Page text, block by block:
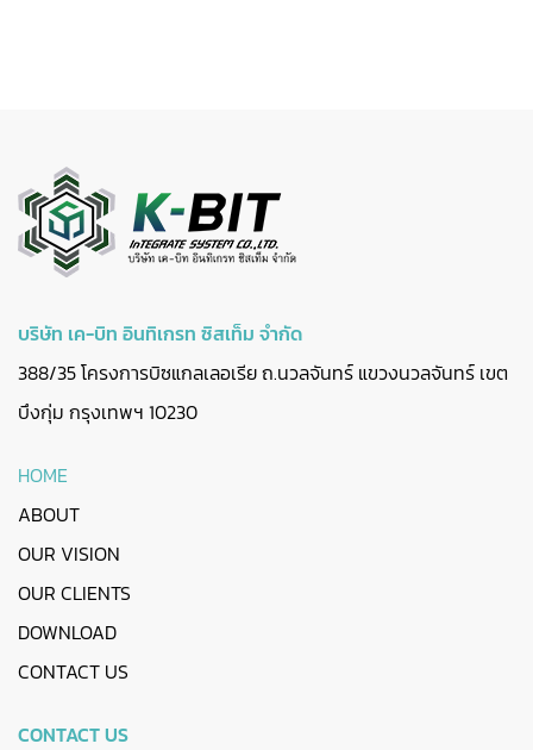
บริษัท เค-บิท อินทิเกรท ซิสเท็ม จำกัด
388/35 โครงการบิซแกลเลอเรีย ถ.นวลจันทร์ แขวงนวลจันทร์ เขต
บึงกุ่ม กรุงเทพฯ 10230
HOME
ABOUT
OUR VISION
OUR CLIENTS
DOWNLOAD
CONTACT US
CONTACT US